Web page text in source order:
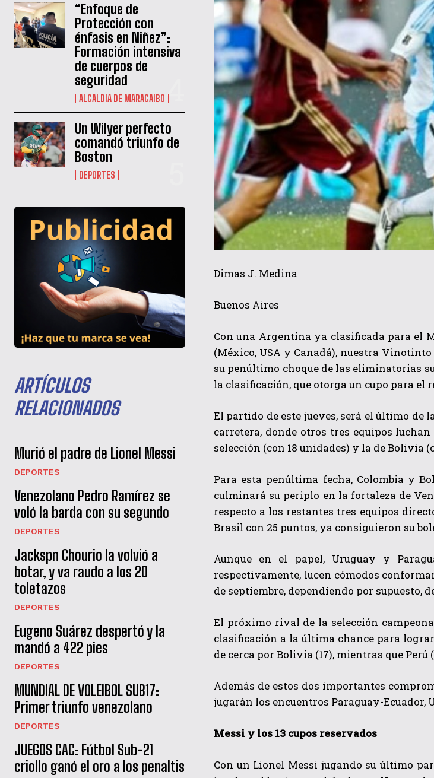
He leído y acepto lasPolítica de
“Enfoque de
Protección con
énfasis en Niñez”:
Formación intensiva
de cuerpos de
seguridad
ALCALDIA DE MARACAIBO
Un Wilyer perfecto
comandó triunfo de
Boston
DEPORTES
ARTÍCULOS
RELACIONADOS
Murió el padre de Lionel Messi
DEPORTES
Venezolano Pedro Ramírez se
voló la barda con su segundo
DEPORTES
Jackspn Chourio la volvió a
botar, y va raudo a los 20
toletazos
DEPORTES
Eugeno Suárez despertó y la
mandó a 422 pies
DEPORTES
MUNDIAL DE VOLEIBOL SUB17:
Primer triunfo venezolano
DEPORTES
JUEGOS CAC: Fútbol Sub-21
criollo ganó el oro a los penaltis
Dimas J. Medina
Buenos Aires
Con una Argentina ya clasificada para el
(México, USA y Canadá), nuestra
su penúltimo choque de las eliminatorias
la clasificación, que otorga un cupo para el
El partido de este jueves, será el último de
carretera, donde otros tres equipos
selección (con 18 unidades) y la de Bolivia
Para esta penúltima fecha, Colombia y
culminará su periplo en la fortaleza de
respecto a los restantes tres equipos
Brasil con 25 puntos, ya consiguieron su
Aunque en el papel, Uruguay y
respectivamente, lucen cómodos
de septiembre, dependiendo por supuesto,
El próximo rival de la selección
clasificación a la última chance para
de cerca por Bolivia (17), mientras que
Además de estos dos importantes
jugarán los encuentros Paraguay-Ecuador,
Messi y los 13 cupos reservados
Con un Lionel Messi jugando su último